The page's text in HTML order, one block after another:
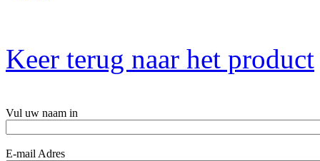
Keer terug naar het product
Vul uw naam in
E-mail Adres